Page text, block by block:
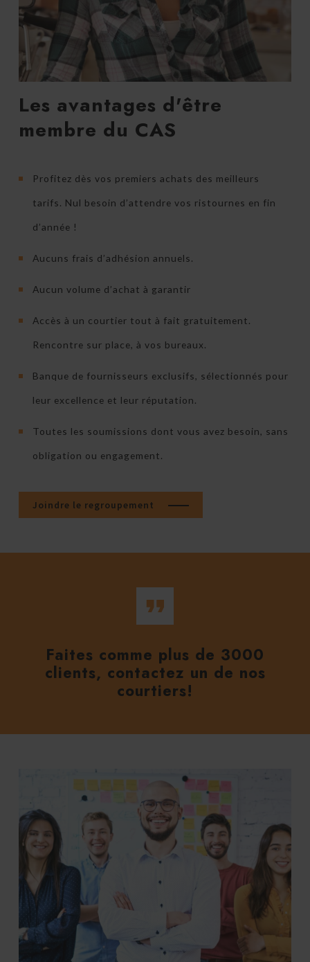
Les avantages d'être
membre du CAS
Profitez dès vos premiers achats des meilleurs
tarifs. Nul besoin d’attendre vos ristournes en fin
d’année !
Aucuns frais d’adhésion annuels.
Aucun volume d’achat à garantir
Accès à un courtier tout à fait gratuitement.
Rencontre sur place, à vos bureaux.
Banque de fournisseurs exclusifs, sélectionnés pour
leur excellence et leur réputation.
Toutes les soumissions dont vous avez besoin, sans
obligation ou engagement.
Joindre le regroupement
Faites comme plus de 3000
clients, contactez un de nos
courtiers!